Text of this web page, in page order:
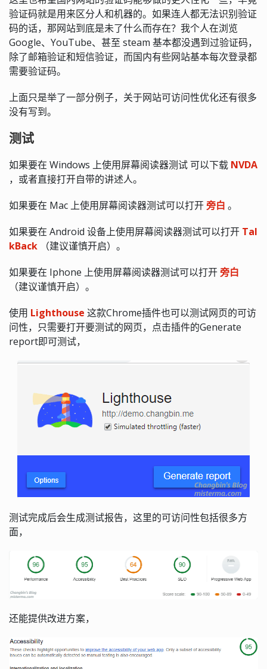
验证码就是用来区分人和机器的。如果连人都无法识别验证
码的话，那网站到底是未了什么而存在？我个人在浏览
Google、YouTube、甚至 steam 基本都没遇到过验证码，
除了邮箱验证和短信验证，而国内有些网站基本每次登录都
需要验证码。
上面只是举了一部分例子，关于网站可访问性优化还有很多
没有写到。
测试
如果要在 Windows 上使用屏幕阅读器测试 可以下载 NVDA
，或者直接打开自带的讲述人。
如果要在 Mac 上使用屏幕阅读器测试可以打开旁白 。
如果要在 Android 设备上使用屏幕阅读器测试可以打开 Tal
kBack （建议谨慎开启）。
如果要在 Iphone 上使用屏幕阅读器测试可以打开旁白
（建议谨慎开启）。
使用 Lighthouse 这款Chrome插件也可以测试网页的可访
问性，只需要打开要测试的网页，点击插件的Generate
report即可测试，
测试完成后会生成测试报告，这里的可访问性包括很多方
面，
还能提供改进方案，